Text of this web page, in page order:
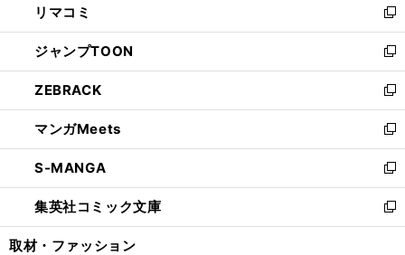
で
開
く
ド
ウ
で
開
く
ィ
ン
ド
ウ
で
開
く
い
ウ
ィ
ン
ド
ウ
で
開
く
リマコミ
新
し
い
ウ
ィ
ン
ド
ウ
で
開
く
ジャンプTOON
新
し
い
ウ
ィ
ン
ド
ウ
で
開
ZEBRACK
新
し
い
ウ
ィ
ン
ド
ウ
マンガMeets
新
し
い
ウ
ィ
ン
S-MANGA
新
し
い
ウ
集英社コミック文庫
新
し
取材・ファッション